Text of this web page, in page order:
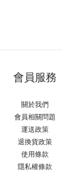
會員服務
關於我們
會員相關問題
運送政策
退換貨政策
使用條款
隱私權條款